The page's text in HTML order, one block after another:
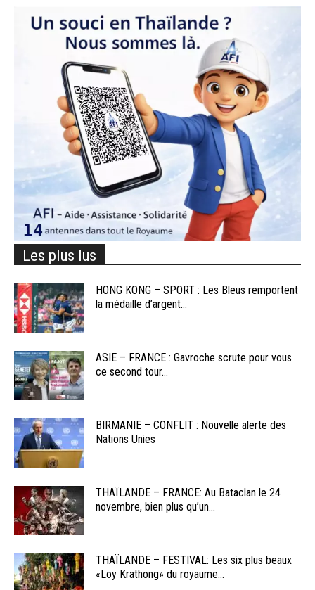
Les plus lus
HONG KONG – SPORT : Les Bleus remportent
la médaille d’argent...
ASIE – FRANCE : Gavroche scrute pour vous
ce second tour...
BIRMANIE – CONFLIT : Nouvelle alerte des
Nations Unies
THAÏLANDE – FRANCE: Au Bataclan le 24
novembre, bien plus qu’un...
THAÏLANDE – FESTIVAL: Les six plus beaux
«Loy Krathong» du royaume...